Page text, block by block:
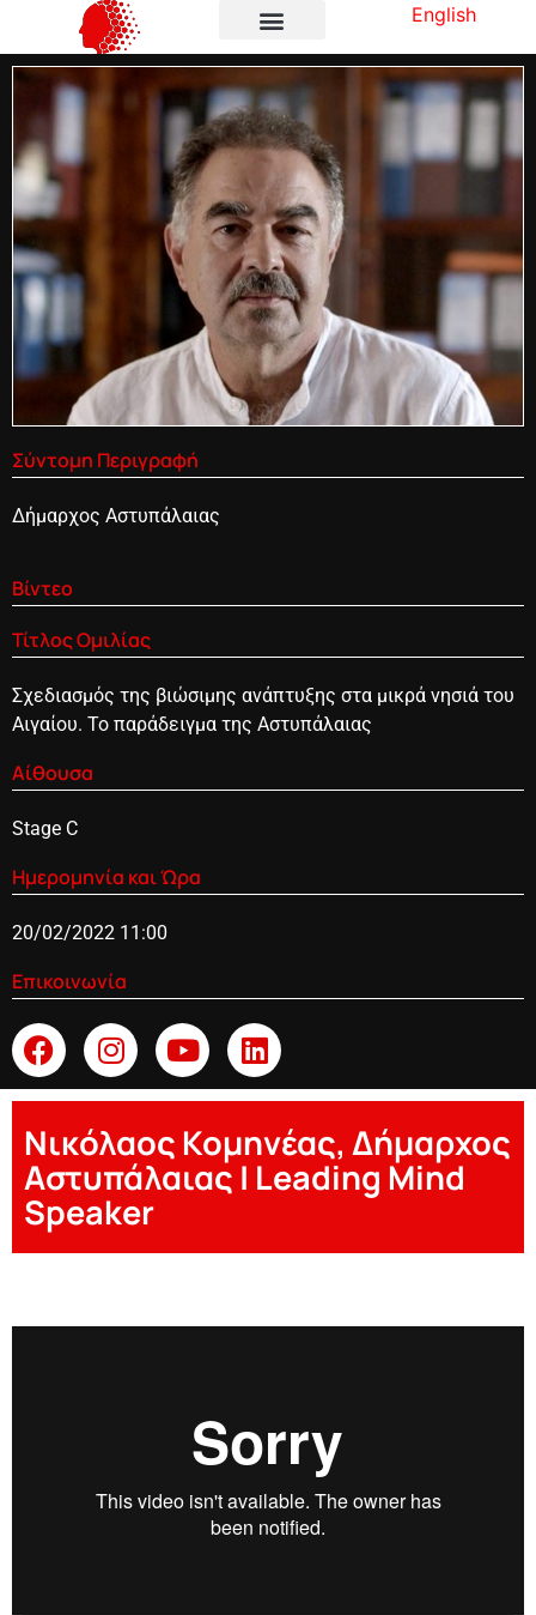
English
Νικόλαος Κομηνέας, Δήμαρχος
Αστυπάλαιας | Leading Mind
Speaker
Σύντομη Περιγραφή
Δήμαρχος Αστυπάλαιας
Βίντεο
Τίτλος Ομιλίας
Σχεδιασμός της βιώσιμης ανάπτυξης στα μικρά νησιά του
Αιγαίου. Το παράδειγμα της Αστυπάλαιας
Αίθουσα
Stage C
Ημερομηνία και Ώρα
20/02/2022 11:00
Επικοινωνία